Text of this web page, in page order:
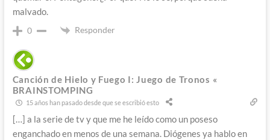
malvado.
0 Responder
Canción de Hielo y Fuego I: Juego de Tronos «
BRAINSTOMPING
15 años han pasado desde que se escribió esto
[…] a la serie de tv y que me he leído como un poseso
enganchado en menos de una semana. Diógenes ya hablo en